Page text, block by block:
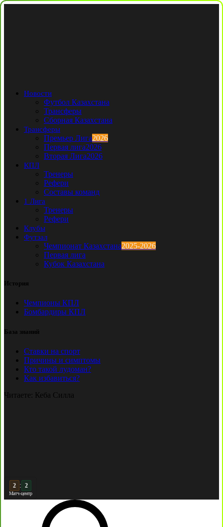
Новости
Футбол Казахстана
Трансферы
Сборная Казахстана
Трансферы
Премьер Лига2026
Первая лига2026
Вторая Лига2026
КПЛ
Тренеры
Рефери
Составы команд
1 Лига
Тренеры
Рефери
Клубы
Футзал
Чемпионат Казахстана2025-2026
Первая лига
Кубок Казахстана
История
Чемпионы КПЛ
Бомбардиры КПЛ
База знаний
Ставки на спорт
Причины и симптомы
Кто такой лудоман?
Как избавиться?
Читаете: Кеба Силла
3 : 2
Матч-центр